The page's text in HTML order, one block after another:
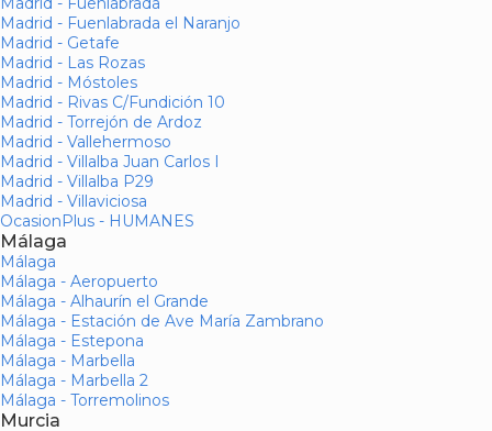
Madrid - Fuenlabrada el Naranjo
Madrid - Getafe
Madrid - Las Rozas
Madrid - Móstoles
Madrid - Rivas C/Fundición 10
Madrid - Torrejón de Ardoz
Madrid - Vallehermoso
Madrid - Villalba Juan Carlos I
Madrid - Villalba P29
Madrid - Villaviciosa
OcasionPlus - HUMANES
Málaga
Málaga
Málaga - Aeropuerto
Málaga - Alhaurín el Grande
Málaga - Estación de Ave María Zambrano
Málaga - Estepona
Málaga - Marbella
Málaga - Marbella 2
Málaga - Torremolinos
Murcia